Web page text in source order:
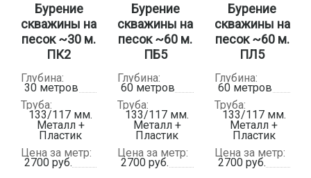
Бурение
скважины на
песок ~30 м.
ПК2
Глубина:
30 метров
Труба:
133/117 мм.
Металл +
Пластик
Цена за метр:
2700 руб.
Бурение
скважины на
песок ~60 м.
ПБ5
Глубина:
60 метров
Труба:
133/117 мм.
Металл +
Пластик
Цена за метр:
2700 руб.
Бурение
скважины на
песок ~60 м.
ПЛ5
Глубина:
60 метров
Труба:
133/117 мм.
Металл +
Пластик
Цена за метр:
2700 руб.